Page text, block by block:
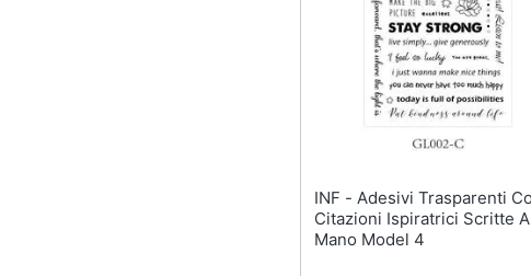
INF - Adesivi Trasparenti Con
Citazioni Ispiratrici Scritte A
Mano Model 4